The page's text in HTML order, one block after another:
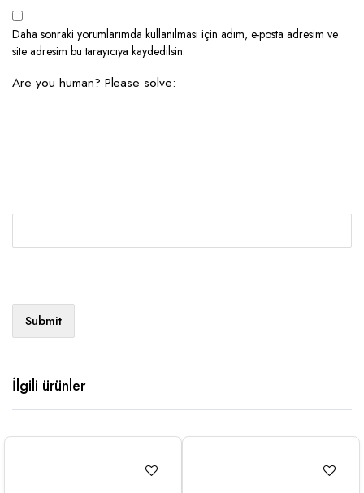
Daha sonraki yorumlarımda kullanılması için adım, e-posta adresim ve
site adresim bu tarayıcıya kaydedilsin.
Are you human? Please solve:
İlgili ürünler